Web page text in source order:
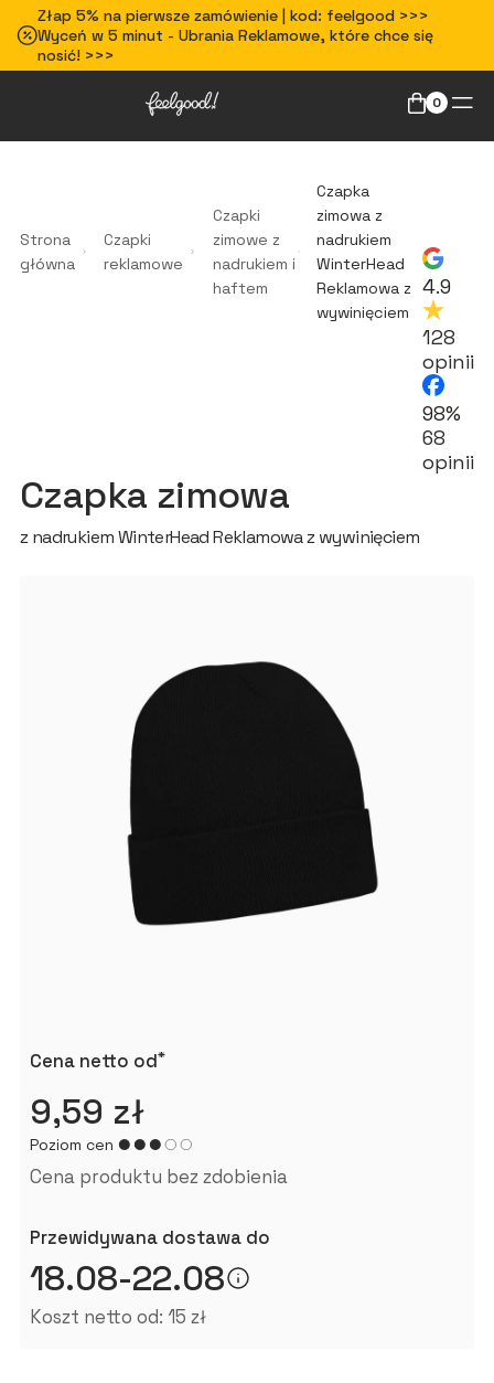
Złap 5% na pierwsze zamówienie | kod: feelgood >>>
Wyceń w 5 minut - Ubrania Reklamowe, które chce się
nosić! >>>
0
Strona
główna
Czapki
reklamowe
Czapki
zimowe z
nadrukiem i
haftem
Czapka
zimowa z
nadrukiem
WinterHead
Reklamowa z
wywinięciem
4.9
128
opinii
98%
68
opinii
Czapka zimowa
z nadrukiem WinterHead Reklamowa z wywinięciem
Cena netto od*
9,59 zł
Poziom cen
Cena produktu bez zdobienia
Przewidywana dostawa do
18.08-22.08
Koszt netto od: 15 zł